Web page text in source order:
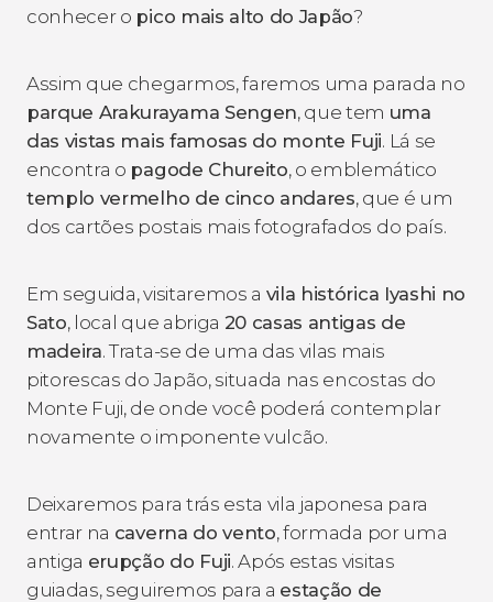
conhecer o pico mais alto do Japão?
Assim que chegarmos, faremos uma parada no
parque Arakurayama Sengen, que tem uma
das vistas mais famosas do monte Fuji. Lá se
encontra o pagode Chureito, o emblemático
templo vermelho de cinco andares, que é um
dos cartões postais mais fotografados do país.
Em seguida, visitaremos a vila histórica Iyashi no
Sato, local que abriga 20 casas antigas de
madeira. Trata-se de uma das vilas mais
pitorescas do Japão, situada nas encostas do
Monte Fuji, de onde você poderá contemplar
novamente o imponente vulcão.
Deixaremos para trás esta vila japonesa para
entrar na caverna do vento, formada por uma
antiga erupção do Fuji. Após estas visitas
guiadas, seguiremos para a estação de